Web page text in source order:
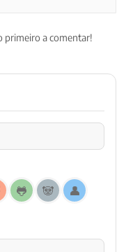
primeiro a comentar!
🐸 🐼
👤